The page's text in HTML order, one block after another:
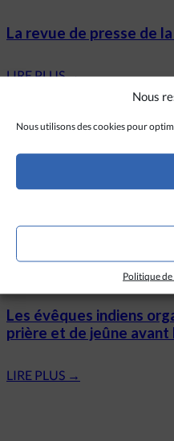
Nous
Nous utilisons des cookies pour
Politique
La revue de presse de
LIRE PLUS→
Démission du
Thuong, défenseur du
François
LIRE PLUS
Les évêques indiens
prière et de jeûne
LIRE PLUS →